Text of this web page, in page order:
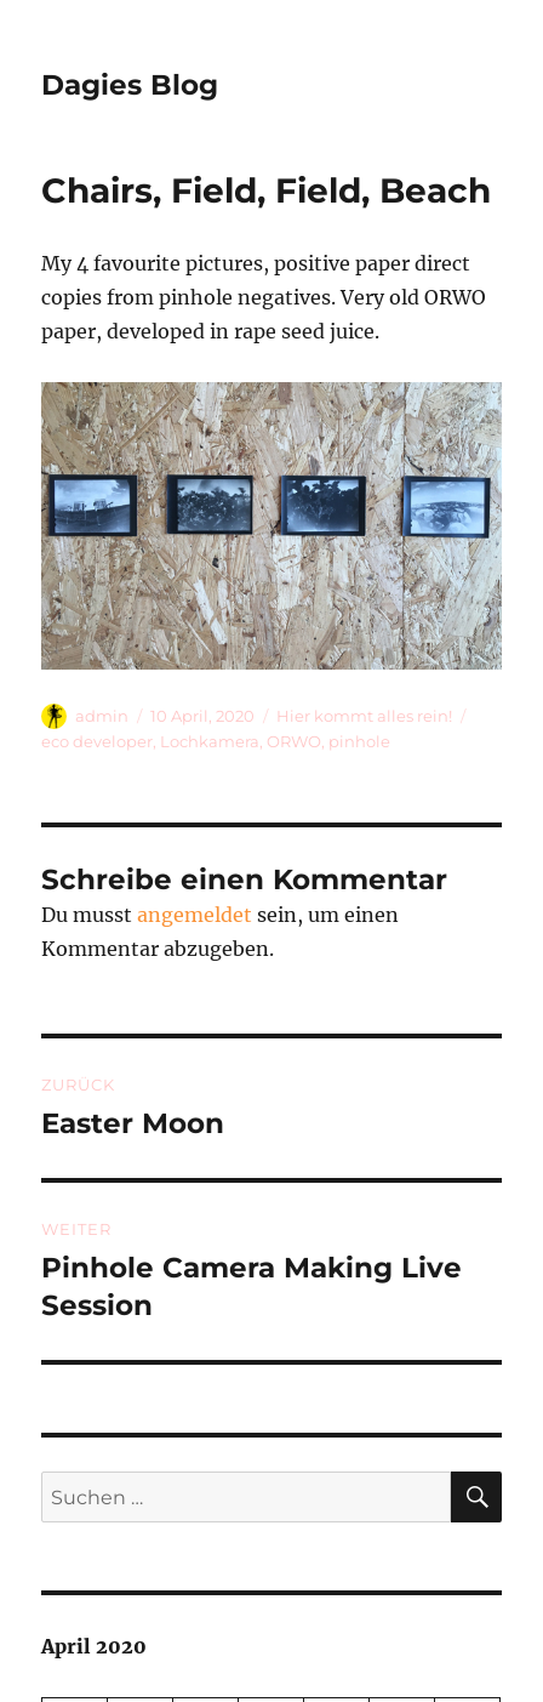
Dagies Blog
Chairs, Field, Field, Beach
My 4 favourite pictures, positive paper direct
copies from pinhole negatives. Very old ORWO
paper, developed in rape seed juice.
Autor
admin
Veröffentlicht
am
10 April, 2020 Kategorien
Hier kommt alles rein!
eco developer Lochkamera ORWO pinhole
Schreibe einen Kommentar
Du musstangemeldet sein, um einen
Kommentar abzugeben.
ZURÜCK
Vorheriger
Easter Moon
WEITER
Nächster
Beitrag:
Pinhole Camera Making Live
Session
Suchen
nach:
April 2020